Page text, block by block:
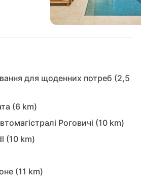
для щоденних потреб (2,5
(6 km)
Роговичі (10 km)
(10 km)
(11 km)